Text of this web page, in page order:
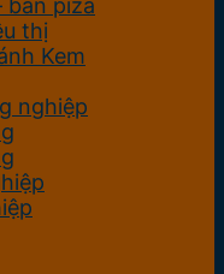
bàn piza
thị
Kem
nghiệp